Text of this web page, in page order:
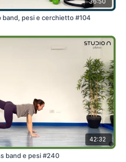
band, pesi e cerchietto #104
42:32
band e pesi #240